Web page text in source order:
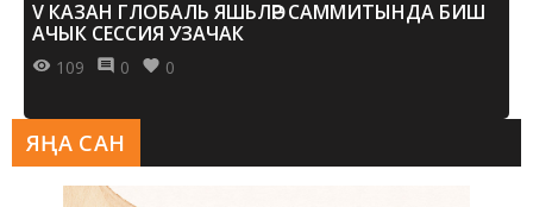
V КАЗАН ГЛОБАЛЬ ЯШЬЛӘР САММИТЫНДА БИШ
АЧЫК СЕССИЯ УЗАЧАК
109 0 0
ЯҢА САН